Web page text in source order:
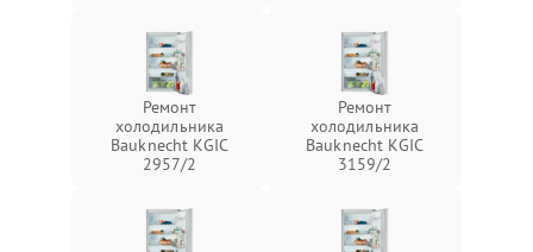
Ремонт
холодильника
Bauknecht KGIC
2957/2
Ремонт
холодильника
Bauknecht KGIC
3159/2